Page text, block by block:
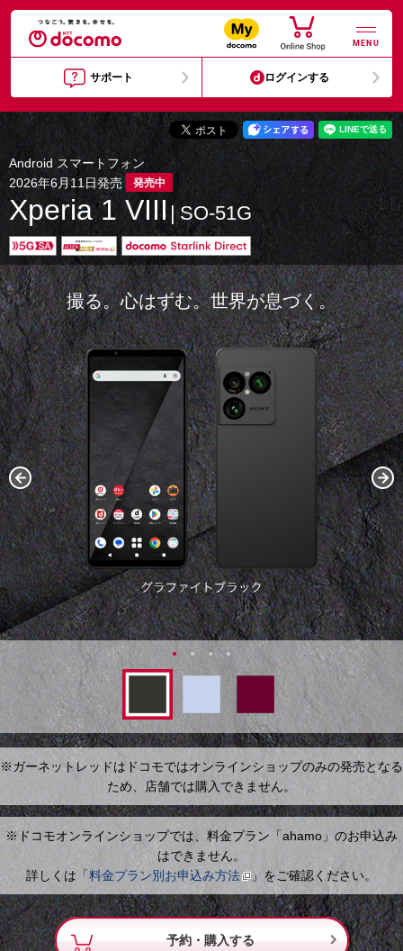
MENU
サポート ログインする
Android スマートフォン
2026年6月11日発売 発売中
Xperia 1 VIIISO-51G
撮る。心はずむ。世界が息づく。​
※ガーネットレッドはドコモではオンラインショップのみの発売となる
ため、店舗では購入できません。
※ドコモオンラインショップでは、料金プラン「ahamo」のお申込み
はできません。
詳しくは「料金プラン別お申込み方法 」をご確認ください。
予約・購入する 